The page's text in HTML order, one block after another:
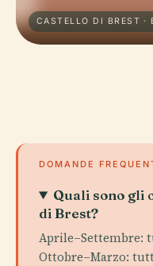
CASTELLO DI BREST ·
DOMANDE
Quali sono gli
di Brest?
Aprile–Settembre:
Ottobre–Marzo: